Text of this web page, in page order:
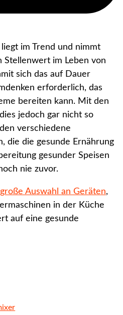
im Trend und nimmt
im Leben von
sich das auf Dauer
erforderlich, das
bereiten kann. Mit den
jedoch gar nicht so
verschiedene
die die gesunde Ernährung
gesunder Speisen
nie zuvor.
Auswahl an Geräten,
in der Küche
auf eine gesunde